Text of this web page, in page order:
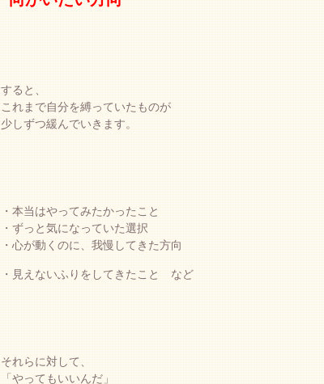
すると、
これまで自分を縛っていたものが
少しずつ緩んでいきます。
・本当はやってみたかったこと
・ずっと気になっていた選択
・心が動くのに、我慢してきた方向
・見えないふりをしてきたこと など
それらに対して、
「やってもいいんだ」